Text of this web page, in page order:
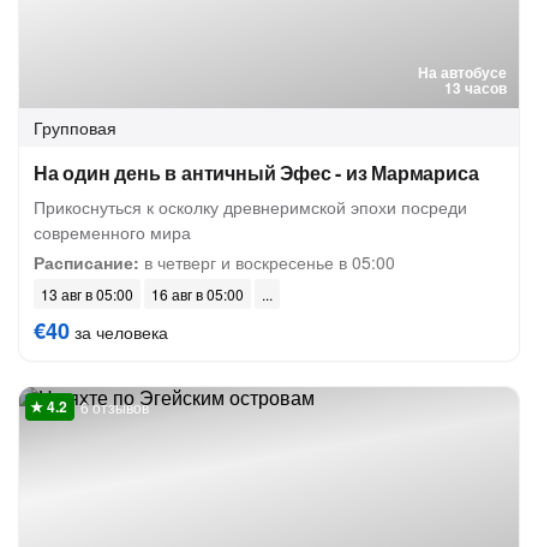
На автобусе
13 часов
Групповая
На один день в античный Эфес - из Мармариса
Прикоснуться к осколку древнеримской эпохи посреди
современного мира
Расписание: в четверг и воскресенье в 05:00
13 авг в 05:00 16 авг в 05:00
€40 за человека
6 отзывов